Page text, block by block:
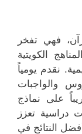
فهي تفخر
الكويتية
نقدم يومياً
والواجبات
على نماذج
دراسية تعزز
النتائج في